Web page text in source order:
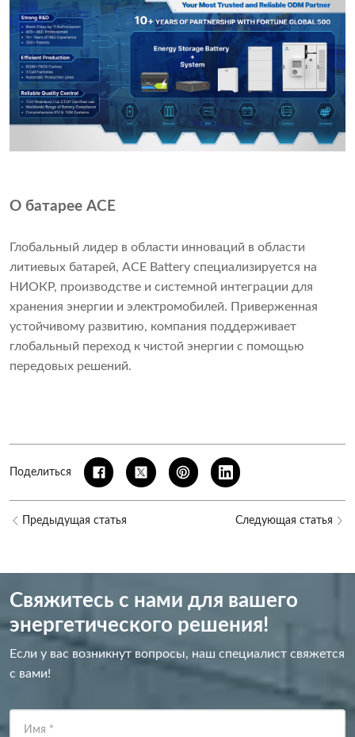
О батарее ACE
Глобальный лидер в области инноваций в области
литиевых батарей, ACE Battery специализируется на
НИОКР, производстве и системной интеграции для
хранения энергии и электромобилей. Приверженная
устойчивому развитию, компания поддерживает
глобальный переход к чистой энергии с помощью
передовых решений.
Поделиться
Предыдущая статья Следующая статья
Свяжитесь с нами для вашего
энергетического решения!
Если у вас возникнут вопросы, наш специалист свяжется
с вами!
Имя *